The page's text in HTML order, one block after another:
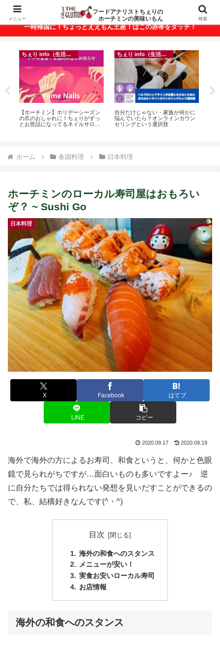
ベトナム・ホーチミンの美味いもんが満載！
一時帰国に！ちょっとええもん土産！はこの赤帯をタッチ！
フランス料理
【Ho Chi Minh】新年ランチが悶絶
美味しかったの♪ ~ Secret Wine
shop and lounge
イベント等
inago会は100人突破！実績記録が
結構溜まってきたのでご報告＆引
き続きお仲間募集中♪
ホーム 各国料理 日本料理
ホーチミンのローカル寿司屋はおもろい
ぞ？ ~ Sushi Go
日本料理
X Facebook はてブ
LINE コピー
2020.09.17 2020.09.19
海外で海外の方によるお寿司、和食というと、何かと色眼
鏡で見られがちですが…面白いものも多いですよー♪ 逆
に自分たちでは得られない発想を見いだすことができるの
で、私、結構好きなんです(^・^)
目次
海外の和食へのスタンス
メニューが安い！
実食お安いローカル寿司
お店情報
海外の和食へのスタンス
メニュー
フードアナリストちぇりの
ホーチミンの美味いもん
検索